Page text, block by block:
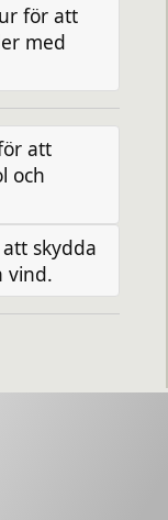
för att
med
att
och
skydda
vind.